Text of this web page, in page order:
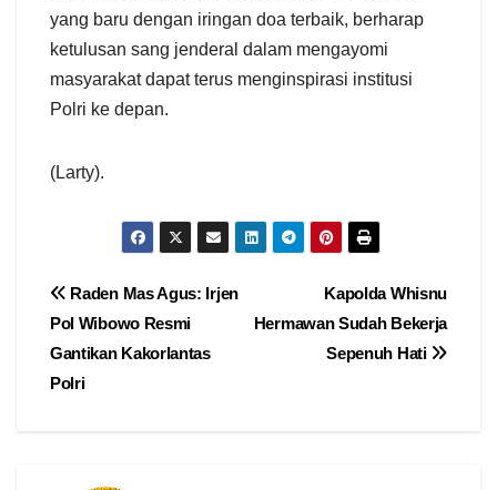
yang baru dengan iringan doa terbaik, berharap
ketulusan sang jenderal dalam mengayomi
masyarakat dapat terus menginspirasi institusi
Polri ke depan.
(Larty).
Navigasi
pos
Kapolda Whisnu
Hermawan Sudah Bekerja
Sepenuh Hati
Raden Mas Agus: Irjen
Pol Wibowo Resmi
Gantikan Kakorlantas
Polri